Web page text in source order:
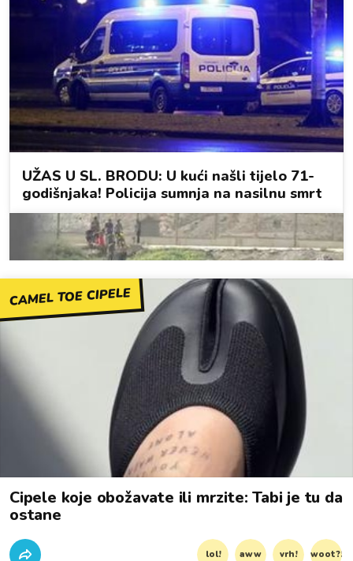
CAMEL TOE CIPELE
Cipele koje obožavate ili mrzite: Tabi je tu da
ostane
lol! aww vrh! woot?!